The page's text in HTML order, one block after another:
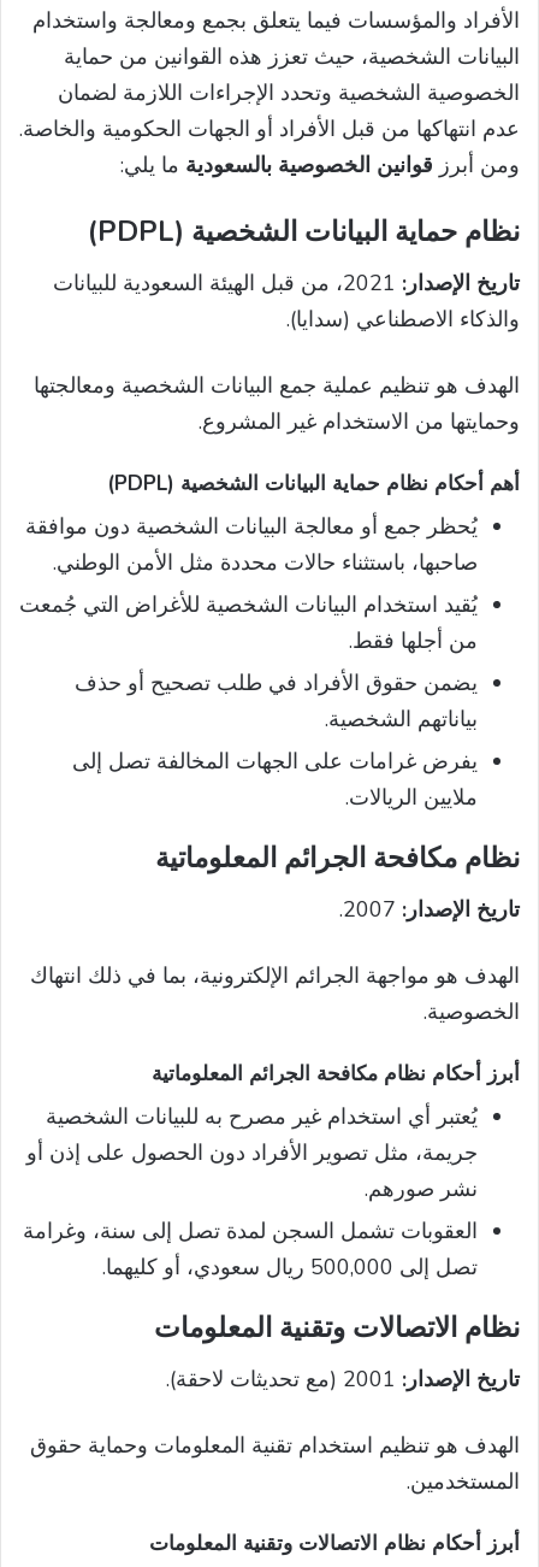
الأفراد والمؤسسات فيما يتعلق بجمع ومعالجة واستخدام
البيانات الشخصية، حيث تعزز هذه القوانين من حماية
الخصوصية الشخصية وتحدد الإجراءات اللازمة لضمان
عدم انتهاكها من قبل الأفراد أو الجهات الحكومية والخاصة.
ومن أبرز قوانين الخصوصية بالسعودية ما يلي:
نظام حماية البيانات الشخصية (PDPL)
تاريخ الإصدار:
2021، من قبل الهيئة السعودية للبيانات
والذكاء الاصطناعي (سدايا).
الهدف هو تنظيم عملية جمع البيانات الشخصية ومعالجتها
وحمايتها من الاستخدام غير المشروع.
أهم أحكام نظام حماية البيانات الشخصية (PDPL)
يُحظر جمع أو معالجة البيانات الشخصية دون موافقة
صاحبها، باستثناء حالات محددة مثل الأمن الوطني.
يُقيد استخدام البيانات الشخصية للأغراض التي جُمعت
من أجلها فقط.
يضمن حقوق الأفراد في طلب تصحيح أو حذف
بياناتهم الشخصية.
يفرض غرامات على الجهات المخالفة تصل إلى
ملايين الريالات.
نظام مكافحة الجرائم المعلوماتية
تاريخ الإصدار:
الهدف هو مواجهة الجرائم الإلكترونية، بما في ذلك انتهاك
الخصوصية.
أبرز أحكام نظام مكافحة الجرائم المعلوماتية
يُعتبر أي استخدام غير مصرح به للبيانات الشخصية
جريمة، مثل تصوير الأفراد دون الحصول على إذن أو
نشر صورهم.
العقوبات تشمل السجن لمدة تصل إلى سنة، وغرامة
تصل إلى 500,000 ريال سعودي، أو كليهما.
نظام الاتصالات وتقنية المعلومات
تاريخ الإصدار:
الهدف هو تنظيم استخدام تقنية المعلومات وحماية حقوق
المستخدمين.
أبرز أحكام نظام الاتصالات وتقنية المعلومات